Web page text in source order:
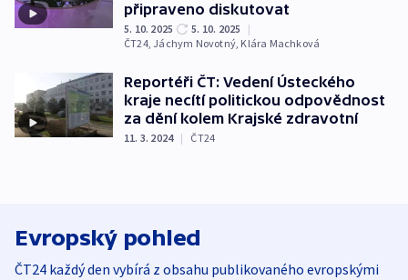
připraveno diskutovat
5. 10. 2025 5. 10. 2025
|
ČT24, Jáchym Novotný Klára Machková
Reportéři ČT: Vedení Ústeckého
kraje necítí politickou odpovědnost
za dění kolem Krajské zdravotní
11. 3. 2024 | ČT24
Evropský pohled
ČT24 každý den vybírá z obsahu publikovaného evropskými